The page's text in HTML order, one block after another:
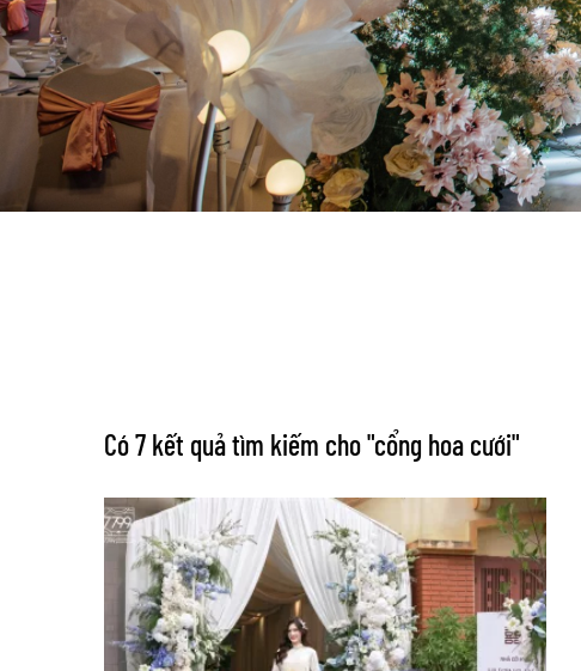
Có 7 kết quả tìm kiếm cho "cổng hoa cưới"